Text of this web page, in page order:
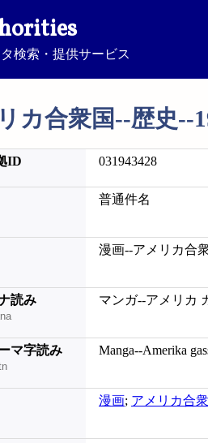
検索・提供サービス
カ合衆国--歴史--
ID 031943428
普通件名
漫画--アメリカ合
読み マンガ--アメリカ
マ字読み Manga--Amerika
漫画; アメリカ合